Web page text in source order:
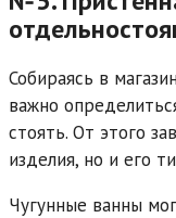
Собираясь в
важно
стоять. От этого
изделия, но и его
Чугунные ванны